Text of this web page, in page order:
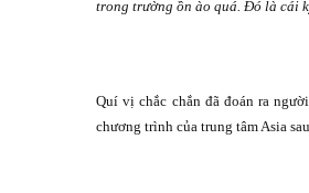
trong trường ồn ào quá. Đó là cái
Quí vị chắc chắn đã đoán ra
chương trình của trung tâm Asia